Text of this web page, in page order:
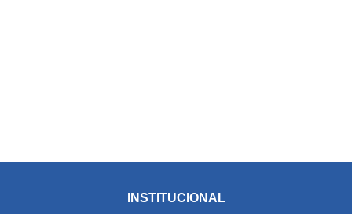
INSTITUCIONAL